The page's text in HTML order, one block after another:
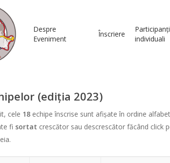
Despre
Eveniment
Înscriere
Participanți
individuali
(ediția 2023)
cele 18 echipe înscrise sunt afișate în ordine
fi sortat crescător sau descrescător făcând click